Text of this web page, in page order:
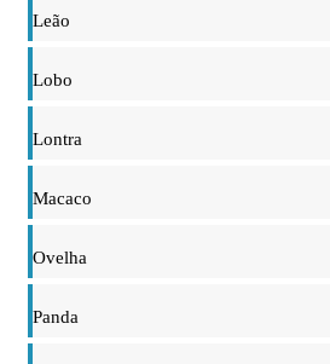
Leão
Lobo
Lontra
Macaco
Ovelha
Panda